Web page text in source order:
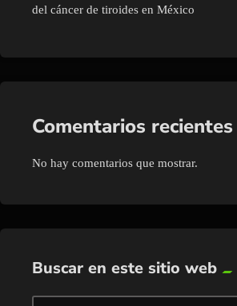
del cáncer de tiroides en México
Comentarios recientes
No hay comentarios que mostrar.
Buscar en este sitio web